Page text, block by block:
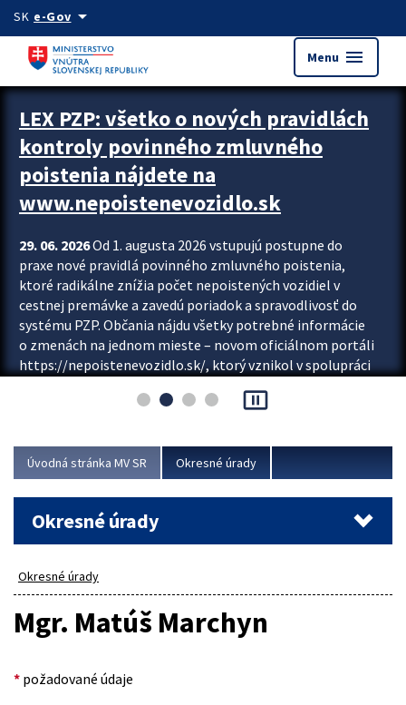
Preskocit na hlavný obsah
SK e-Govarrow_drop_down
Menu menu
Zastavit automatický posun upútavok
LEX PZP: všetko o nových pravidlách
kontroly povinného zmluvného
poistenia nájdete na
www.nepoistenevozidlo.sk
29. 06. 2026Od 1. augusta 2026 vstupujú postupne do
praxe nové pravidlá povinného zmluvného poistenia,
ktoré radikálne znížia počet nepoistených vozidiel v
cestnej premávke a zavedú poriadok a spravodlivosť do
systému PZP. Občania nájdu všetky potrebné informácie
o zmenách na jednom mieste – novom oficiálnom portáli
https://nepoistenevozidlo.sk/, ktorý vznikol v spolupráci
asociácie poisťovní (SLASPO) a Ministerstva vnútra SR.
Viac
pause_presentation
Úvodná stránka MV SR Okresné úrady
Okresné úrady
Okresné úrady
Mgr. Matúš Marchyn
* požadované údaje